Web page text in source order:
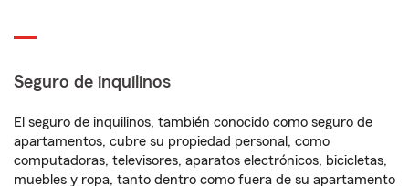
Seguro de inquilinos
El seguro de inquilinos, también conocido como seguro de
apartamentos, cubre su propiedad personal, como
computadoras, televisores, aparatos electrónicos, bicicletas,
muebles y ropa, tanto dentro como fuera de su apartamento